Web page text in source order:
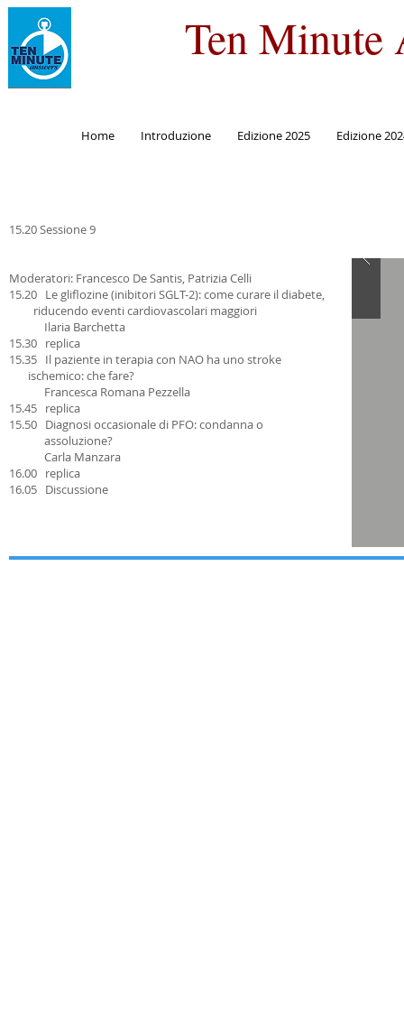
Ten Minute
Home Introduzione Edizione 2025 Edizione
15.20 Sessione 9
Moderatori: Francesco De Santis, Patrizia Celli
15.20 Le gliflozine (inibitori SGLT-2): come curare il diabete,
riducendo eventi cardiovascolari maggiori
Ilaria Barchetta
15.30 replica
15.35 Il paziente in terapia con NAO ha uno stroke
ischemico: che fare?
Francesca Romana Pezzella
15.45 replica
15.50 Diagnosi occasionale di PFO: condanna o
assoluzione?
Carla Manzara
16.00 replica
16.05 Discussione